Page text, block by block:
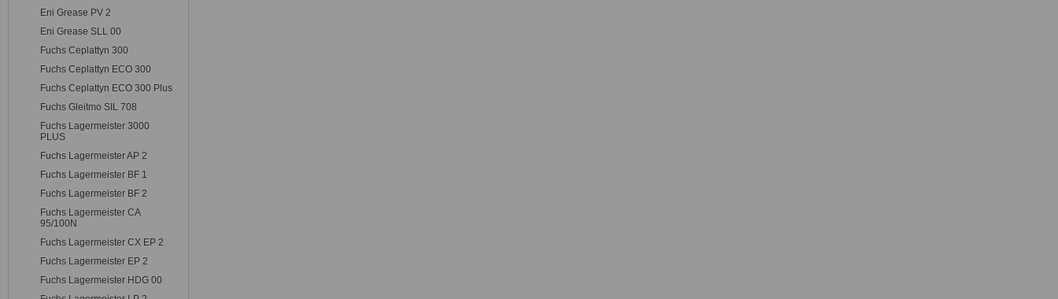
Eni Grease PV 2
Eni Grease SLL 00
Fuchs Ceplattyn 300
Fuchs Ceplattyn ECO 300
Fuchs Ceplattyn ECO 300 Plus
Fuchs Gleitmo SIL 708
Fuchs Lagermeister 3000
PLUS
Fuchs Lagermeister AP 2
Fuchs Lagermeister BF 1
Fuchs Lagermeister BF 2
Fuchs Lagermeister CA
95/100N
Fuchs Lagermeister CX EP 2
Fuchs Lagermeister EP 2
Fuchs Lagermeister HDG 00